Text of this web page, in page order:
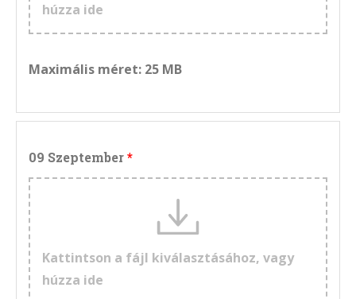
húzza ide
Maximális méret: 25 MB
09 Szeptember
Kattintson a fájl kiválasztásához, vagy
húzza ide